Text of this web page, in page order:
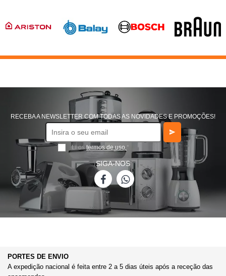
RECEBA A NEWSLETTER COM TODAS AS NOVIDADES E PROMOÇÕES!
Li ostermos de uso *
SIGA-NOS
PORTES DE ENVIO
A expedição nacional é feita entre 2 a 5 dias úteis após a receção das